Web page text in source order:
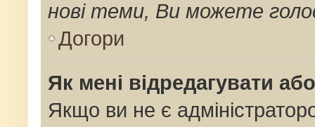
нові теми, Ви можете
Догори
Як мені відредагувати
Якщо ви не є